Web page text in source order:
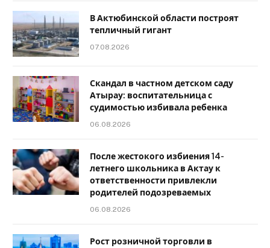
В Актюбинской области построят
тепличный гигант
07.08.2026
Скандал в частном детском саду
Атырау: воспитательница с
судимостью избивала ребенка
06.08.2026
После жестокого избиения 14-
летнего школьника в Актау к
ответственности привлекли
родителей подозреваемых
06.08.2026
Рост розничной торговли в